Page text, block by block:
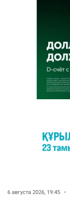
6 августа 2026, 19:45 •